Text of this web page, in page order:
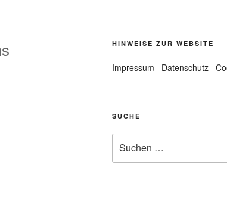
HINWEISE ZUR WEBSITE
Impressum Datenschutz
SUCHE
nach: